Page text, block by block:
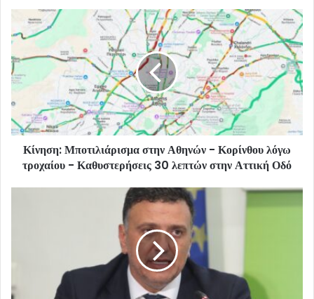
Κίνηση: Μποτιλιάρισμα στην Αθηνών - Κορίνθου λόγω
τροχαίου - Καθυστερήσεις 30 λεπτών στην Αττική Οδό